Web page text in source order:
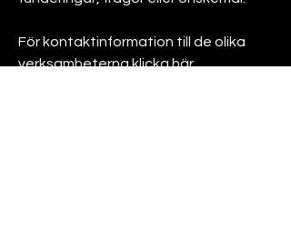
För kontaktinformation till de olika
verksamheterna klickahär